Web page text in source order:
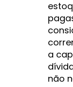
a
não